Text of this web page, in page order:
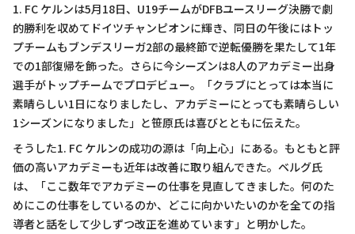
1. FC ケルンは5月18日、U19チームがDFBユースリーグ決勝で劇
的勝利を収めてドイツチャンピオンに輝き、同日の午後にはトッ
プチームもブンデスリーガ2部の最終節で逆転優勝を果たして1年
での1部復帰を飾った。さらに今シーズンは8人のアカデミー出身
選手がトップチームでプロデビュー。「クラブにとっては本当に
素晴らしい1日になりましたし、アカデミーにとっても素晴らしい
1シーズンになりました」と笹原氏は喜びとともに伝えた。
そうした1. FC ケルンの成功の源は「向上心」にある。もともと評
価の高いアカデミーも近年は改善に取り組んできた。ベルグ氏
は、「ここ数年でアカデミーの仕事を見直してきました。何のた
めにこの仕事をしているのか、どこに向かいたいのかを全ての指
導者と話をして少しずつ改正を進めています」と明かした。